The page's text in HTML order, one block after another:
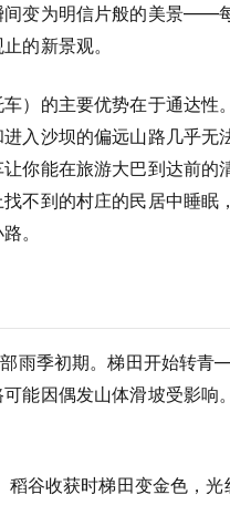
间变为明信片般的美景——
的新景观。
）的主要优势在于通达性
入沙坝的偏远山路几乎无
你能在旅游大巴到达前的
不到的村庄的民居中睡眠
。
部雨季初期。梯田开始转
能因偶发山体滑坡受影响
稻谷收获时梯田变金色，光